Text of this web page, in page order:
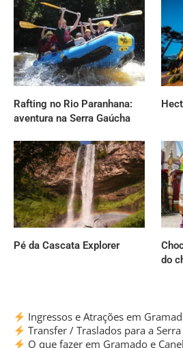
Rafting no Rio Paranhana:
aventura na Serra Gaúcha
Pé da Cascata Explorer
do
Ingressos e Atrações em
Transfer / Traslados para a Serra
O que fazer em Gramado e